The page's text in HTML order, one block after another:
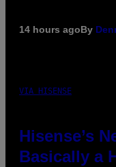
14 hours agoBy
VIA HISENSE
Hisense’s
Basically a